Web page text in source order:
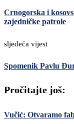
Crnogorska i
zajedničke patrole
sljedeća vijest
Spomenik Pavlu
Pročitajte još:
Vučić: Otvaramo